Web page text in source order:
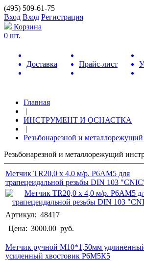
(495) 509-61-75
Вход Вход Регистрация
Корзина
0 шт.
Доставка Прайс-лист
Главная
|
ИНСТРУМЕНТ И ОСНАСТКА
|
Резьбонарезной и
Резьбонарезной и металлорежущий
Метчик TR20,0 х 4,0 м/р. Р6АМ5 для
трапецеидальной резьбы DIN 103
Артикул: 48417
Цена: 3000.00 руб.
Метчик ручной М10*1,50мм
усиленный хвостовик Р6М5К5